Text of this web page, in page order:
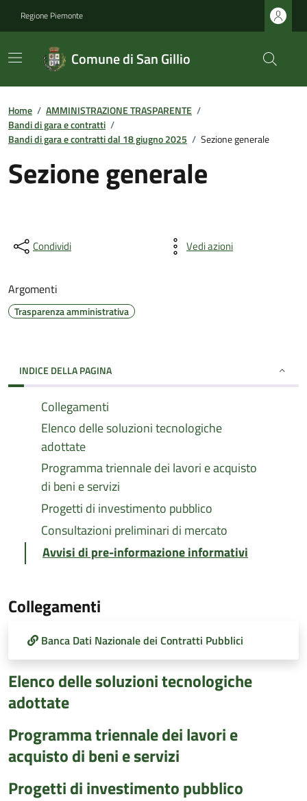
Regione Piemonte
Comune di San Gillio
Home / AMMINISTRAZIONE TRASPARENTE /
Bandi di gara e contratti /
Bandi di gara e contratti dal 18 giugno 2025 / Sezione generale
Sezione generale
Condividi Vedi azioni
Argomenti
Trasparenza amministrativa
INDICE DELLA PAGINA
Collegamenti
Elenco delle soluzioni tecnologiche
adottate
Programma triennale dei lavori e acquisto
di beni e servizi
Progetti di investimento pubblico
Consultazioni preliminari di mercato
Avvisi di pre-informazione informativi
Collegamenti
Banca Dati Nazionale dei Contratti Pubblici
Elenco delle soluzioni tecnologiche
adottate
Programma triennale dei lavori e
acquisto di beni e servizi
Progetti di investimento pubblico